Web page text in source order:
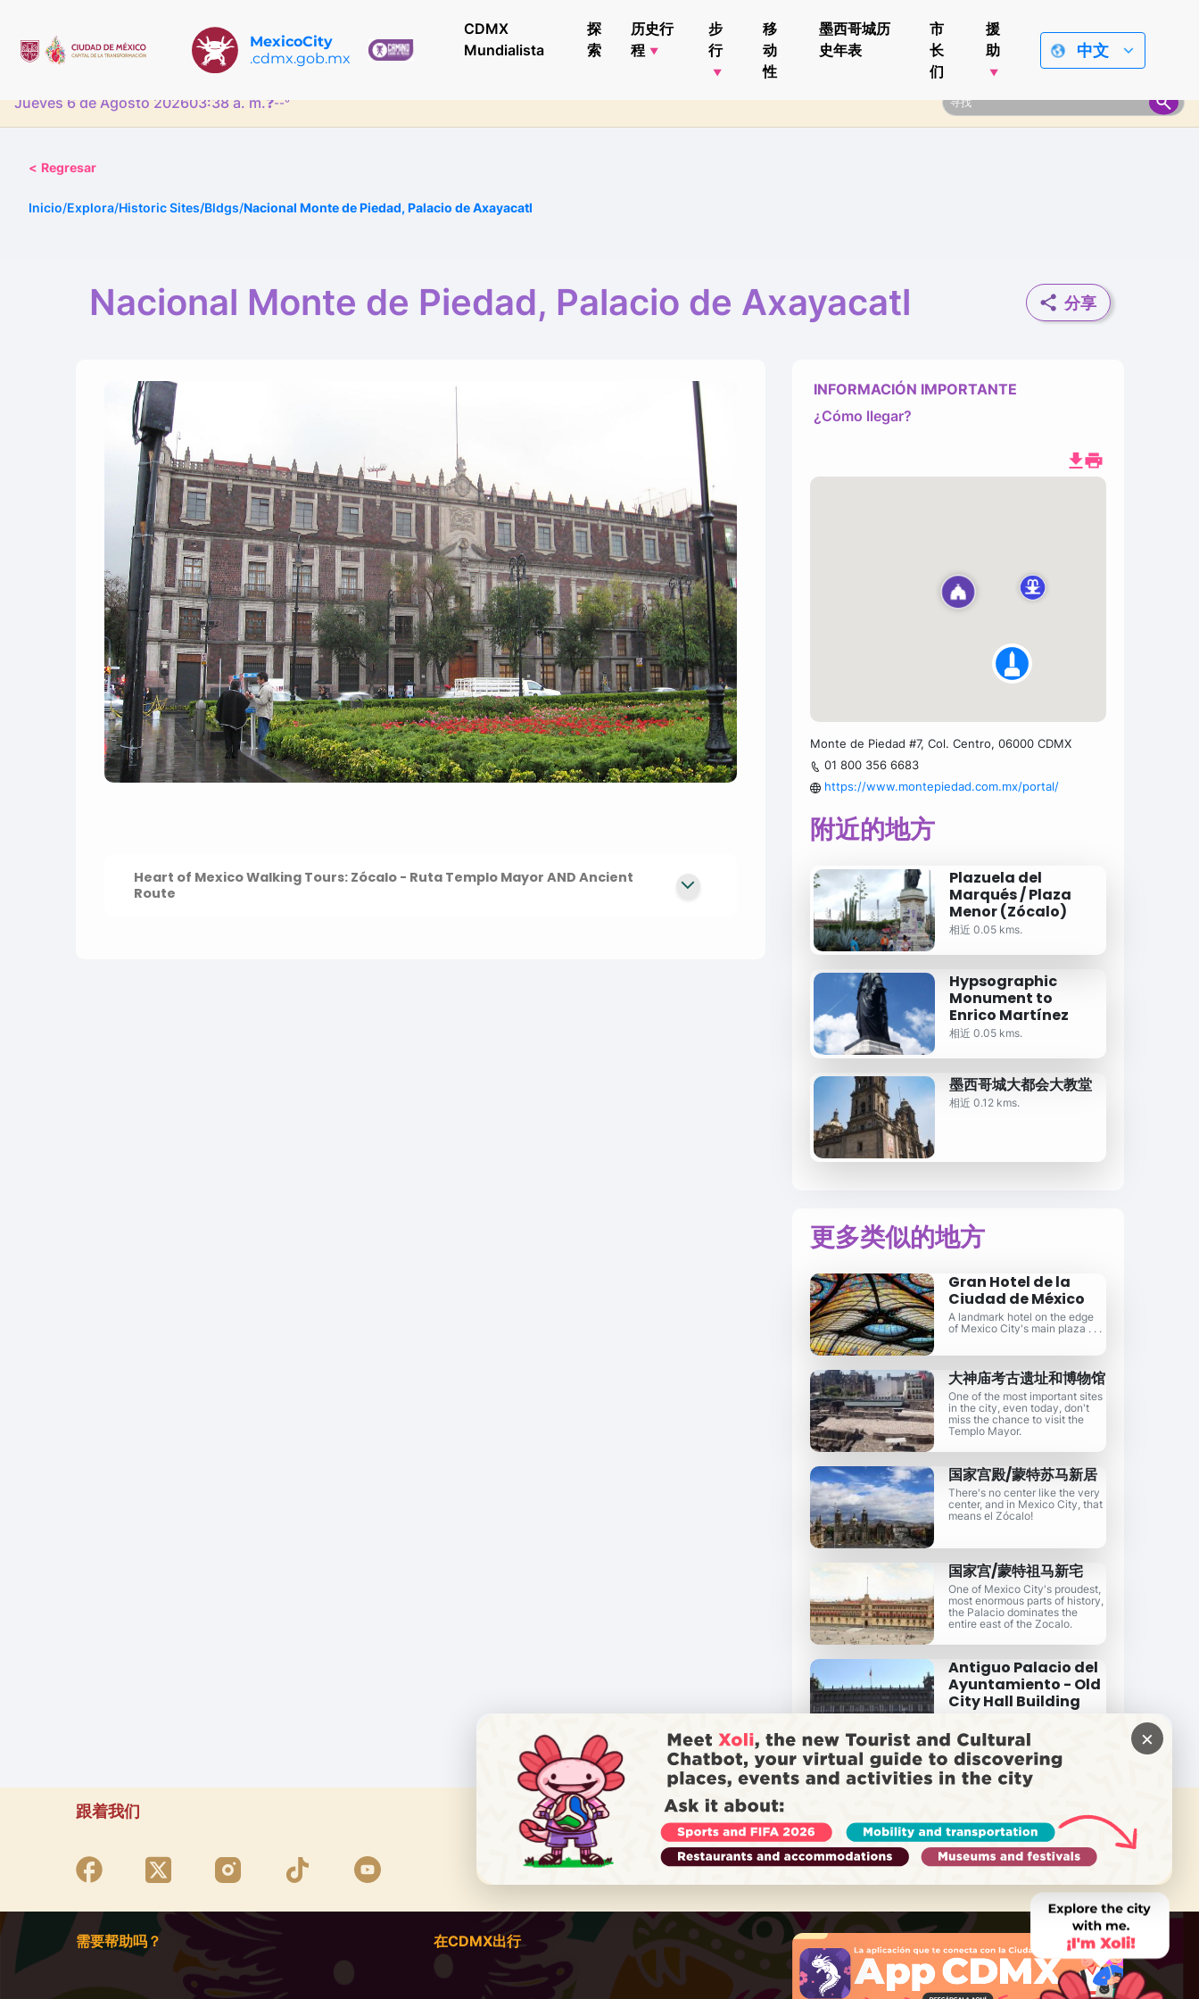
MexicoCity
.cdmx.gob.mx
CDMX
Mundialista
探
索
历史行
程
步
行
移
动
性
墨西哥城历
史年表
市
长
们
援
助
中文
Jueves 6 de Agosto 202603:38 a. m.❓--°
< Regresar
Inicio/Explora/Historic Sites/Bldgs/Nacional Monte de Piedad, Palacio de Axayacatl
Nacional Monte de Piedad, Palacio de Axayacatl 分享
Heart of Mexico Walking Tours: Zócalo - Ruta Templo Mayor AND Ancient
Route
INFORMACIÓN IMPORTANTE
¿Cómo llegar?
Monte de Piedad #7, Col. Centro, 06000 CDMX
01 800 356 6683
https://www.montepiedad.com.mx/portal/
附近的地方
Plazuela del
Marqués / Plaza
Menor (Zócalo)
相近 0.05 kms.
Hypsographic
Monument to
Enrico Martínez
相近 0.05 kms.
墨西哥城大都会大教堂
相近 0.12 kms.
更多类似的地方
Gran Hotel de la
Ciudad de México
A landmark hotel on the edge
of Mexico City's main plaza . . .
大神庙考古遗址和博物馆
One of the most important sites
in the city, even today, don't
miss the chance to visit the
Templo Mayor.
国家宫殿/蒙特苏马新居
There's no center like the very
center, and in Mexico City, that
means el Zócalo!
国家宫/蒙特祖马新宅
One of Mexico City's proudest,
most enormous parts of history,
the Palacio dominates the
entire east of the Zocalo.
Antiguo Palacio del
Ayuntamiento - Old
City Hall Building
buildings on the Zócalo, it's still
the seat of City government.
跟着我们
需要帮助吗？
致电 Locatel
需要帮助吗？ 在CDMX出行
×